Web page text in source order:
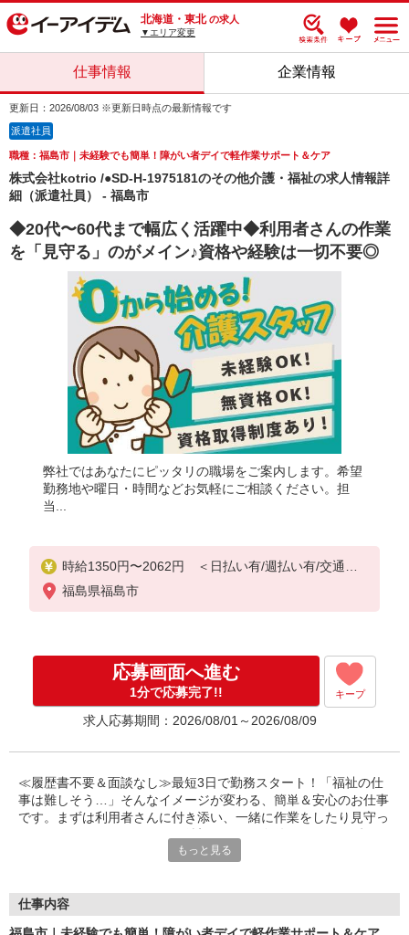
北海道・東北 の求人
▼エリア変更
仕事情報 企業情報
更新日：2026/08/03 ※更新日時点の最新情報です
派遣社員
職種：福島市｜未経験でも簡単！障がい者デイで軽作業サポート＆ケア
株式会社kotrio /●SD-H-1975181のその他介護・福祉の求人情報詳
細（派遣社員） - 福島市
◆20代〜60代まで幅広く活躍中◆利用者さんの作業
を「見守る」のがメイン♪資格や経験は一切不要◎
弊社ではあなたにピッタリの職場をご案内します。希望
勤務地や曜日・時間などお気軽にご相談ください。担
当...
時給1350円〜2062円 ＜日払い有/週払い有/交通費
全支給(ガソリン代含む)＞
福島県福島市
応募画面へ進む
1分で応募完了!! キープ
求人応募期間：2026/08/01～2026/08/09
≪履歴書不要＆面談なし≫最短3日で勤務スタート！「福祉の仕
事は難しそう…」そんなイメージが変わる、簡単＆安心のお仕事
です。まずは利用者さんに付き添い、一緒に作業をしたり見守っ
もっと見る
仕事内容